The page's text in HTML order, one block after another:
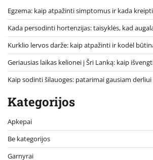
Egzema: kaip atpažinti simptomus ir kada
Kada persodinti hortenzijas: taisyklės, kad
Kurklio lervos darže: kaip atpažinti ir kodėl
Geriausias laikas kelionei į Šri Lanką: kaip
Kaip sodinti šilauoges: patarimai gausiam derliui
Kategorijos
Apkepai
Be kategorijos
Garnyrai